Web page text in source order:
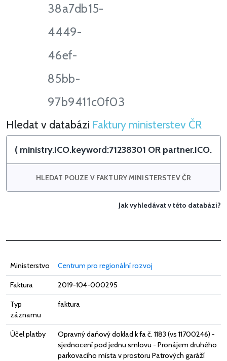
38a7db15-
4449-
46ef-
85bb-
97b9411c0f03
Hledat v Faktury ministerstev ČR
Hledat v databázi Faktury ministerstev ČR
HLEDAT POUZE V FAKTURY MINISTERSTEV ČR
Jak vyhledávat v této databázi?
Ministerstvo Centrum pro regionální rozvoj
Faktura 2019-104-000295
Typ
záznamu
faktura
Účel platby
Opravný daňový doklad k fa č. 1183 (vs 11700246) -
sjednocení pod jednu smlovu - Pronájem druhého
parkovacího místa v prostoru Patrových garáží